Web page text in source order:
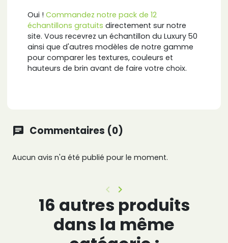
Oui ! Commandez notre pack de 12
échantillons gratuits directement sur notre
site. Vous recevrez un échantillon du Luxury 50
ainsi que d'autres modèles de notre gamme
pour comparer les textures, couleurs et
hauteurs de brin avant de faire votre choix.
chat Commentaires (0)
Aucun avis n'a été publié pour le moment.
Précédent
keyboard_arrow_left Suivant
keyboard_arrow_right
16 autres produits
dans la même